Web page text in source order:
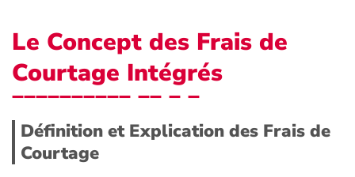
Le Concept des Frais de
Courtage Intégrés
Définition et Explication des Frais de
Courtage